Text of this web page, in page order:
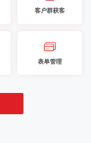
客户群获客
表单管理